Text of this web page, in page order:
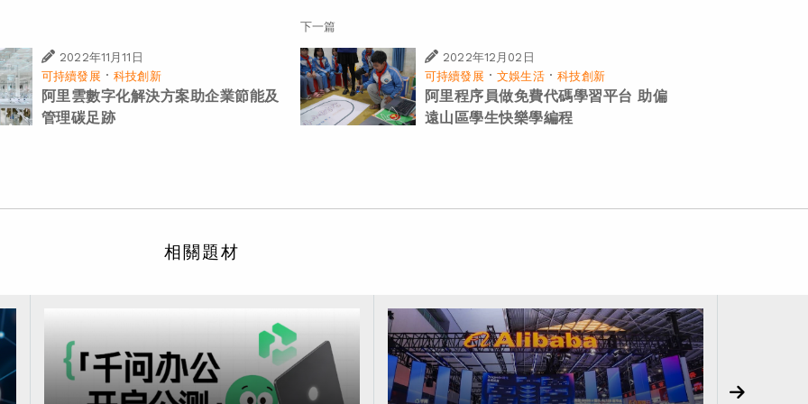
2022年11月11日
可持續發展 ·科技創新
阿里雲數字化解決方案助企業節能及
管理碳足跡
下一篇
2022年12月02日
可持續發展 ·文娛生活·科技創新
阿里程序員做免費代碼學習平台 助偏
遠山區學生快樂學編程
相關題材